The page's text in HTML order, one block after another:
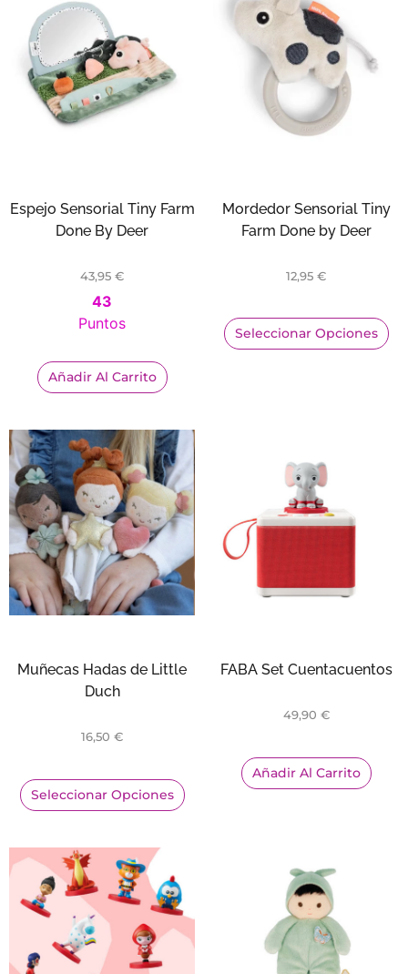
Espejo Sensorial Tiny Farm
Done By Deer
43,95 €
43
Puntos
Añadir Al Carrito
Mordedor Sensorial Tiny
Farm Done by Deer
12,95 €
Seleccionar Opciones
Muñecas Hadas de Little
Duch
16,50 €
Seleccionar Opciones
FABA Set Cuentacuentos
49,90 €
Añadir Al Carrito